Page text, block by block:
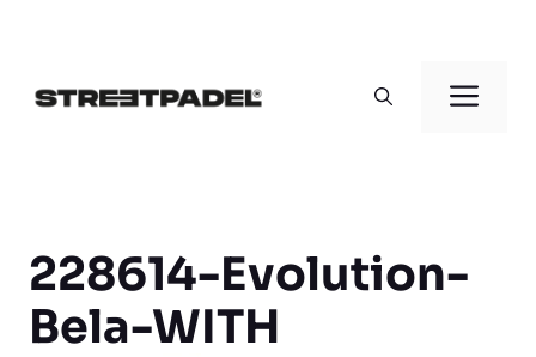
contenido
228614-Evolution-
Bela-WITH